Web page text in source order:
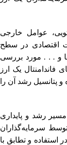
عوامل خارجی
اقتصادی در سطح
و . . . مورد بررسی
یک ارز
پتانسیل رشد آن را
رشد و پایداری
سرمایه‌گذاران
استفاده و تطابق با